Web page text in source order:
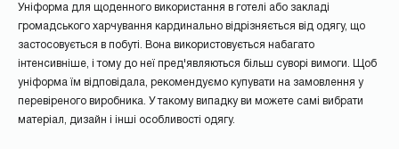
Уніформа для щоденного використання в готелі або закладі
громадського харчування кардинально відрізняється від одягу, що
застосовується в побуті. Вона використовується набагато
інтенсивніше, і тому до неї пред'являються більш суворі вимоги. Щоб
уніформа їм відповідала, рекомендуємо купувати на замовлення у
перевіреного виробника. У такому випадку ви можете самі вибрати
матеріал, дизайн і інші особливості одягу.